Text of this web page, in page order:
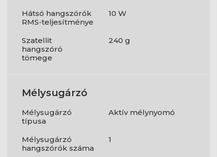
Hátsó hangszórók
RMS-teljesítménye
10 W
Szatellit
hangszóró
tömege
240 g
Mélysugárzó
Mélysugárzó
típusa
Aktív mélynyomó
Mélysugárzó
hangszórók száma
1